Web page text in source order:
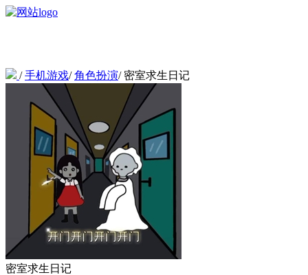
/手机游戏/角色扮演/ 密室求生日记
密室求生日记